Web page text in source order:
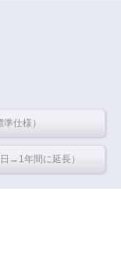
仕様）
→1年間に延長）